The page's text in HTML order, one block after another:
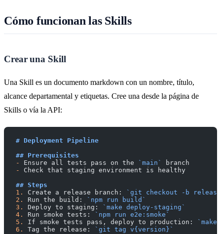
Cómo funcionan las Skills
Crear una Skill
Una Skill es un documento markdown con un nombre, título,
alcance departamental y etiquetas. Cree una desde la página de
Skills o vía la API:
# Deployment Pipeline
## Prerequisites
-
Ensure all tests pass on the `main`
branch
-
Check that staging environment is healthy
## Steps
1.
Create a release branch:
`git checkout -b
2.
Run the build:
`npm run build`
3.
Deploy to staging:
`make deploy-staging`
4.
Run smoke tests:
`npm run e2e:smoke`
5.
If smoke tests pass, deploy to production:
6.
Tag the release:
`git tag v{version}`